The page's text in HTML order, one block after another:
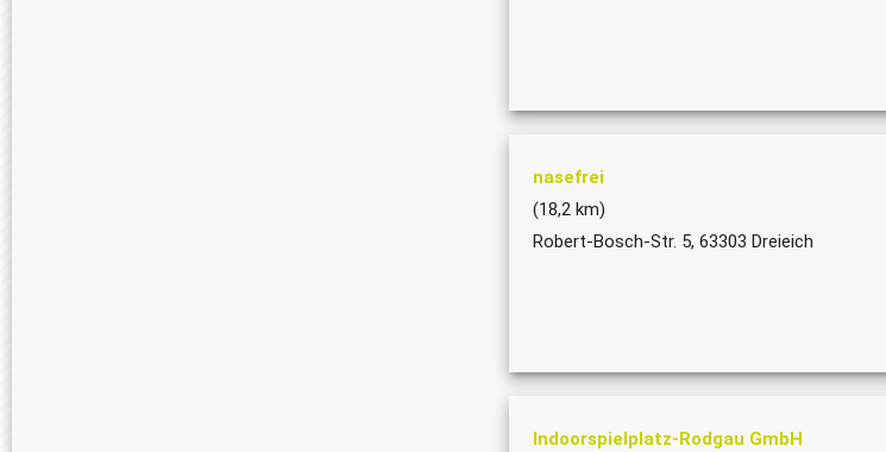
nasefrei
(18,2 km)
Robert-Bosch-Str. 5, 63303 Dreieich
Indoorspielplatz-Rodgau GmbH